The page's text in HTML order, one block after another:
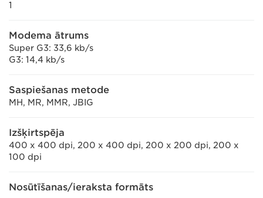
1
Modema ātrums
Super G3: 33,6 kb/s
G3: 14,4 kb/s
Saspiešanas metode
MH, MR, MMR, JBIG
Izšķirtspēja
400 x 400 dpi, 200 x 400 dpi, 200 x 200 dpi, 200 x
100 dpi
Nosūtīšanas/ieraksta formāts